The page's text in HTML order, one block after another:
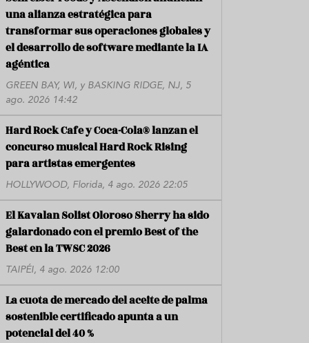
una alianza estratégica para
transformar sus operaciones globales y
el desarrollo de software mediante la IA
agéntica
GREEN BAY, WI, y BASKING RIDGE, NJ, 5
ago. 2026 14:42
Hard Rock Cafe y Coca-Cola® lanzan el
concurso musical Hard Rock Rising
para artistas emergentes
HOLLYWOOD, Florida, 4 ago. 2026 22:05
El Kavalan Solist Oloroso Sherry ha sido
galardonado con el premio Best of the
Best en la TWSC 2026
TAIPÉI, 4 ago. 2026 12:00
La cuota de mercado del aceite de palma
sostenible certificado apunta a un
potencial del 40 %